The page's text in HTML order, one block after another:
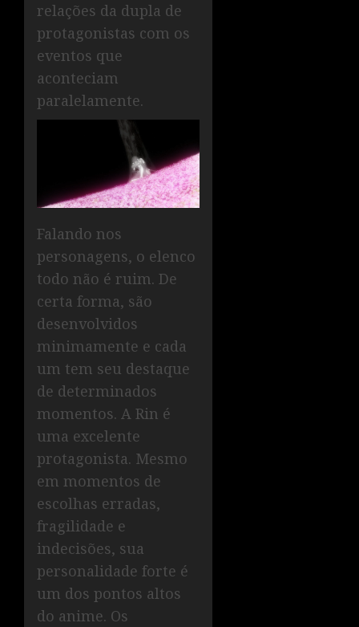
relações da dupla de
protagonistas com os
eventos que
aconteciam
paralelamente.
Falando nos
personagens, o elenco
todo não é ruim. De
certa forma, são
desenvolvidos
minimamente e cada
um tem seu destaque
de determinados
momentos. A Rin é
uma excelente
protagonista. Mesmo
em momentos de
escolhas erradas,
fragilidade e
indecisões, sua
personalidade forte é
um dos pontos altos
do anime. Os